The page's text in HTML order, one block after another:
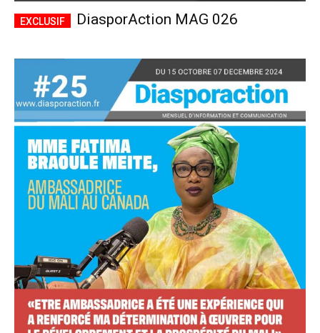
Accès complet
$22 / anplaceholder text
Tous les articles
Annonces
ANNUEL MENSUEL
CHOISIR LE FORFAIT
DiasporAction MAG 026